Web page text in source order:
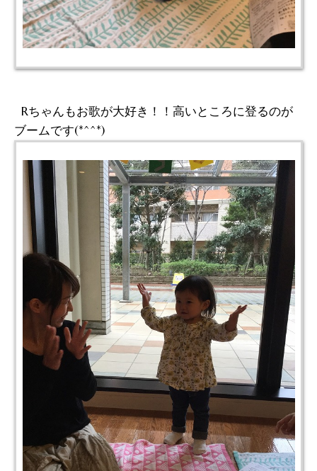
Rちゃんもお歌が大好き！！高いところに登るのが
ブームです(*^^*)